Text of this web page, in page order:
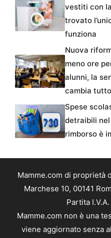
vestiti con
trovato
funziona
Nuova
meno ore
alunni, la
cambia tutto
Spese
detraibili
rimborso è
Mamme.com di proprietà
Marchese 10, 00141
Partita
Mamme.com non è una
viene aggiornato senza